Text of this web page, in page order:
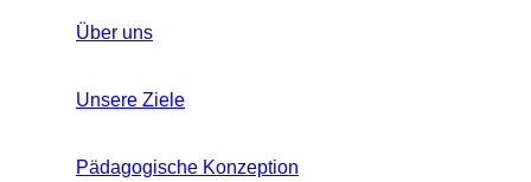
Über uns
Unsere Ziele
Pädagogische Konzeption